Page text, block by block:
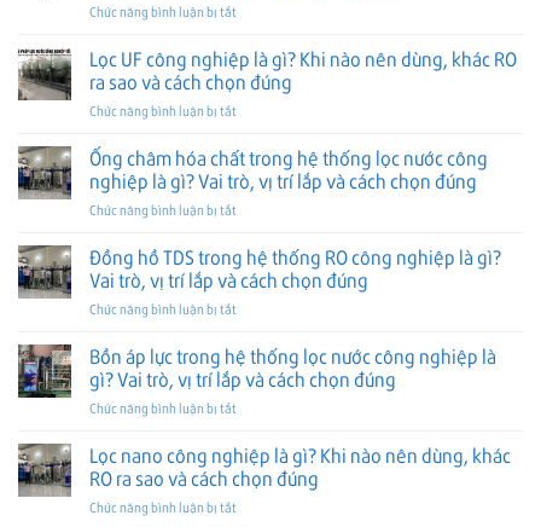
Chức năng bình luận bị tắtở
ly
tâm
trong
hệ
lọc
nước
công
nghiệp
gì?
Vai
vị
lắp
và
Lọc UF công nghiệp là gì? Khi nào nên dùng, khác RO
ra sao và cách chọn đúng
Chức năng bình luận bị tắtở
UF
công
nghiệp
là
Khi
nào
nên
dùng,
RO
ra
và
chọn
đúng
Ống châm hóa chất trong hệ thống lọc nước công
nghiệp là gì? Vai trò, vị trí lắp và cách chọn đúng
Chức năng bình luận bị tắtở
châm
hóa
chất
trong
thống
lọc
nước
công
là
gì?
trò,
Đồng hồ TDS trong hệ thống RO công nghiệp là gì?
Vai trò, vị trí lắp và cách chọn đúng
Chức năng bình luận bị tắtở
hồ
TDS
trong
hệ
RO
công
nghiệp
là
Bồn áp lực trong hệ thống lọc nước công nghiệp là
gì? Vai trò, vị trí lắp và cách chọn đúng
Chức năng bình luận bị tắtở
áp
lực
trong
hệ
Lọc nano công nghiệp là gì? Khi nào nên dùng, khác
RO ra sao và cách chọn đúng
Chức năng bình luận bị tắtở